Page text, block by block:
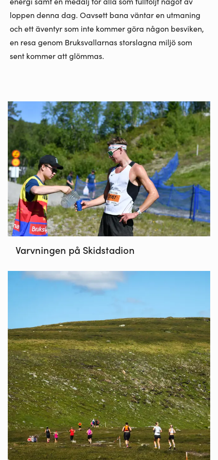
loppen denna dag. Oavsett bana väntar en utmaning
och ett äventyr som inte kommer göra någon besviken,
en resa genom Bruksvallarnas storslagna miljö som
sent kommer att glömmas.
Varvningen på Skidstadion